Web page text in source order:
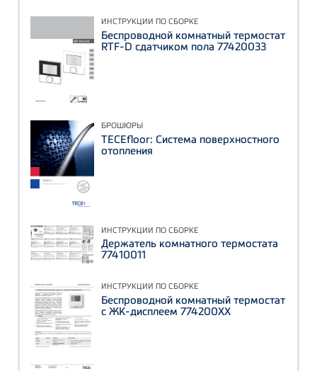
ИНСТРУКЦИИ ПО СБОРКЕ
Беспроводной комнатный термостат
RTF-D сдатчиком пола 77420033
БРОШЮРЫ
TECEfloor: Система поверхностного
отопления
ИНСТРУКЦИИ ПО СБОРКЕ
Держатель комнатного термостата
77410011
ИНСТРУКЦИИ ПО СБОРКЕ
Беспроводной комнатный термостат
с ЖК-дисплеем 774200ХХ